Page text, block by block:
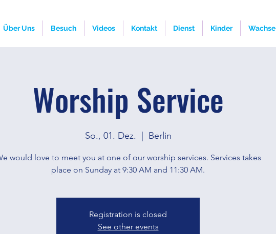
Über Uns Besuch Videos Kontakt Dienst Kinder Wachse
Worship Service
So., 01. Dez. Berlin
would love to meet you at one of our worship services. Services takes
place on Sunday at 9:30 AM and 11:30 AM.
Registration is closed
See other events